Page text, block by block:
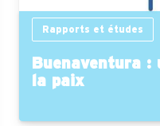
Rapports et études
Buenaventura :
la paix